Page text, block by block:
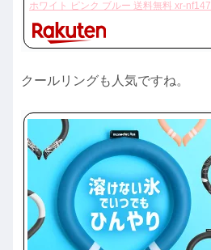
ホワイト ピンク ブルー 送料無料 xr-nf147
クールリングも人気ですね。